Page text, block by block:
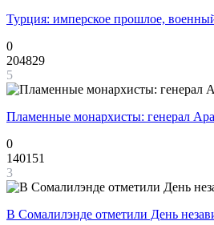
Турция: имперское прошлое,
0
204829
5
Пламенные монархисты: генерал
0
140151
3
В Сомалилэнде отметили День